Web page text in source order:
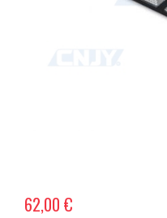
62,00 €